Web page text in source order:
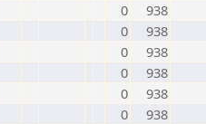
0
938
0
938
0
938
0
938
0
938
0
938